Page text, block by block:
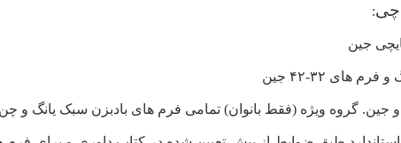
چی:
جین
گروه ویژه (فقط بانوان) تمامی فرم های بادبزن سبک یانگ و چن